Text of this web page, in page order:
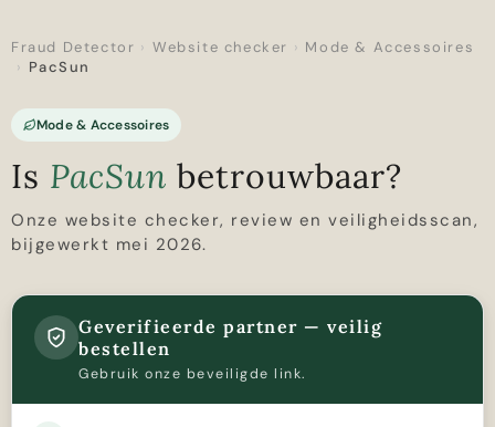
Fraud Detector › Website checker › Mode & Accessoires
› PacSun
Mode & Accessoires
Is PacSun betrouwbaar?
Onze website checker, review en veiligheidsscan,
bijgewerkt mei 2026.
Geverifieerde partner — veilig
bestellen
Gebruik onze beveiligde link.